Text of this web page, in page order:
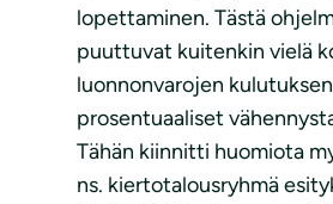
lopettaminen. Tästä
puuttuvat kuitenkin vielä
luonnonvarojen kulutuksen
prosentuaaliset
Tähän kiinnitti huomiota
ns. kiertotalousryhmä